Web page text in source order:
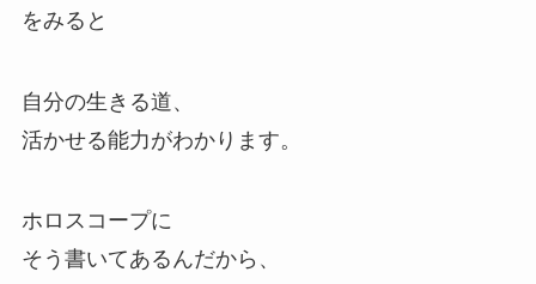
をみると
自分の生きる道、
活かせる能力がわかります。
ホロスコープに
そう書いてあるんだから、